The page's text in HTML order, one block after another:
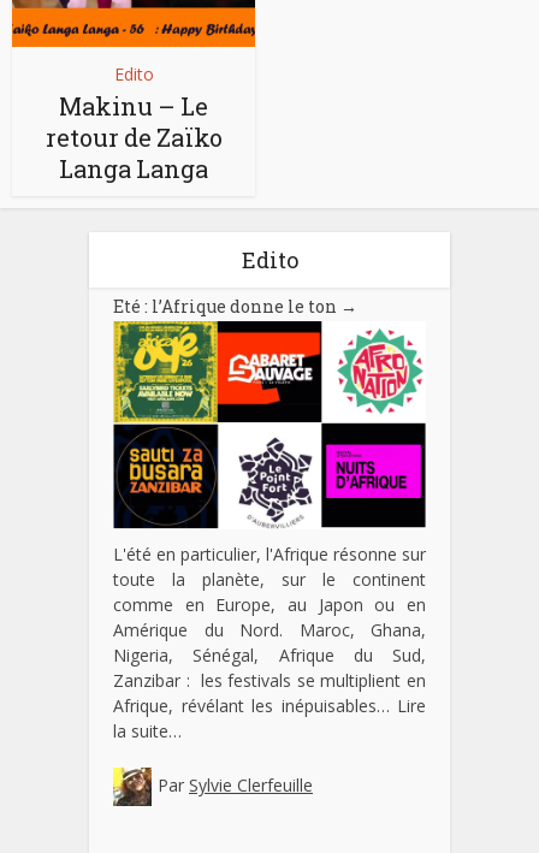
Edito
Makinu – Le
retour de Zaïko
Langa Langa
Edito
Eté : l’Afrique donne le ton →
L'été en particulier, l'Afrique résonne sur
toute la planète, sur le continent
comme en Europe, au Japon ou en
Amérique du Nord. Maroc, Ghana,
Nigeria, Sénégal, Afrique du Sud,
Zanzibar : les festivals se multiplient en
Afrique, révélant les inépuisables… Lire
la suite…
Par Sylvie Clerfeuille